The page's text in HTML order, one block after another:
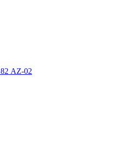
AZ-02